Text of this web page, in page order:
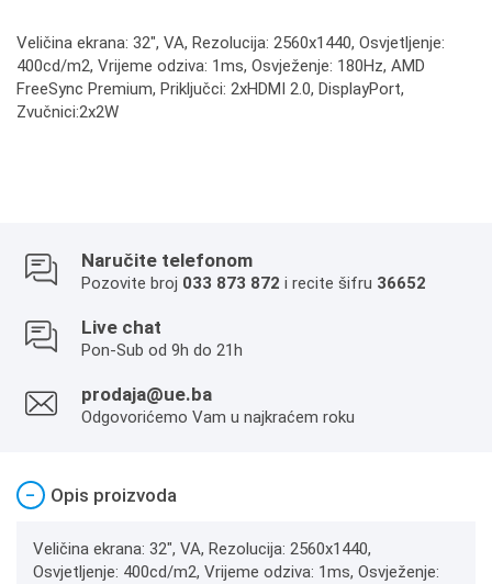
Veličina ekrana: 32", VA, Rezolucija: 2560x1440, Osvjetljenje:
400cd/m2, Vrijeme odziva: 1ms, Osvježenje: 180Hz, AMD
FreeSync Premium, Priključci: 2xHDMI 2.0, DisplayPort,
Zvučnici:2x2W
Naručite telefonom
Pozovite broj 033 873 872 i recite šifru 36652
Live chat
Pon-Sub od 9h do 21h
prodaja@ue.ba
Odgovorićemo Vam u najkraćem roku
− Opis proizvoda
Veličina ekrana: 32", VA, Rezolucija: 2560x1440,
Osvjetljenje: 400cd/m2, Vrijeme odziva: 1ms, Osvježenje: